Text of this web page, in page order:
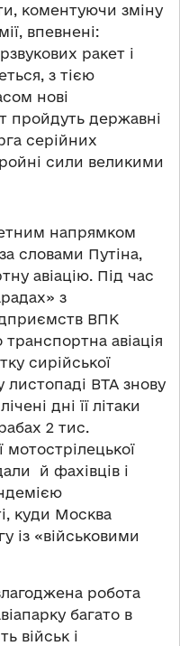
коментуючи зміну
впевнені:
ракет і
з тією
нові
пройдуть державні
серійних
сили великими
напрямком
словами Путіна,
авіацію. Під час
з
ВПК
авіація
сирійської
листопаді ВТА знову
дні її літаки
2 тис.
мотострілецької
й фахівців і
куди Москва
із «військовими
робота
багато в
військ і